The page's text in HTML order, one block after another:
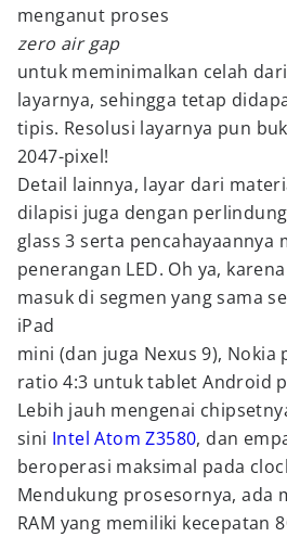
menganut proses
zero air gap
untuk meminimalkan celah
layarnya, sehingga tetap
tipis. Resolusi layarnya pun
2047-pixel!
Detail lainnya, layar dari
dilapisi juga dengan
glass 3 serta pencahayaannya
penerangan LED. Oh ya,
masuk di segmen yang sama
iPad
mini (dan juga Nexus 9),
ratio 4:3 untuk tablet Android
Lebih jauh mengenai
sini Intel Atom Z3580, dan
beroperasi maksimal pada
Mendukung prosesornya, ada
RAM yang memiliki kecepatan